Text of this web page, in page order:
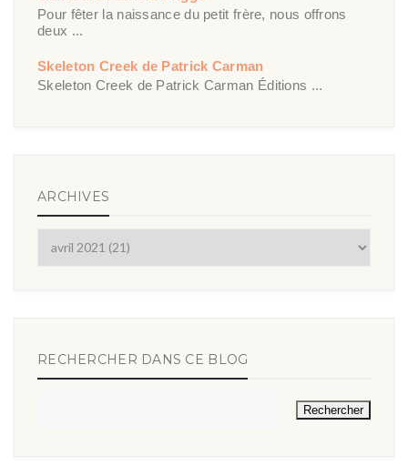
Pour fêter la naissance du petit frère, nous offrons
deux ...
Skeleton Creek de Patrick Carman
Skeleton Creek de Patrick Carman Éditions ...
ARCHIVES
RECHERCHER DANS CE BLOG